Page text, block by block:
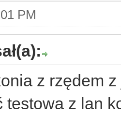
PM
z rzędem
testowa z lan